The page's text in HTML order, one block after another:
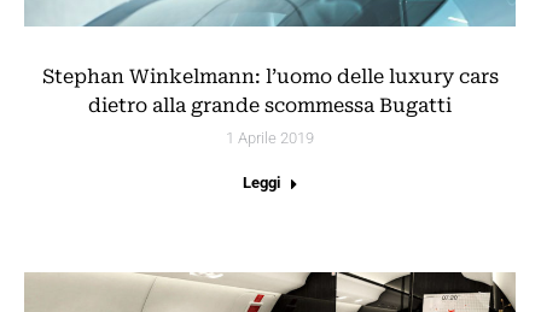
Stephan Winkelmann: l’uomo delle luxury cars
dietro alla grande scommessa Bugatti
1 Aprile 2019
Leggi